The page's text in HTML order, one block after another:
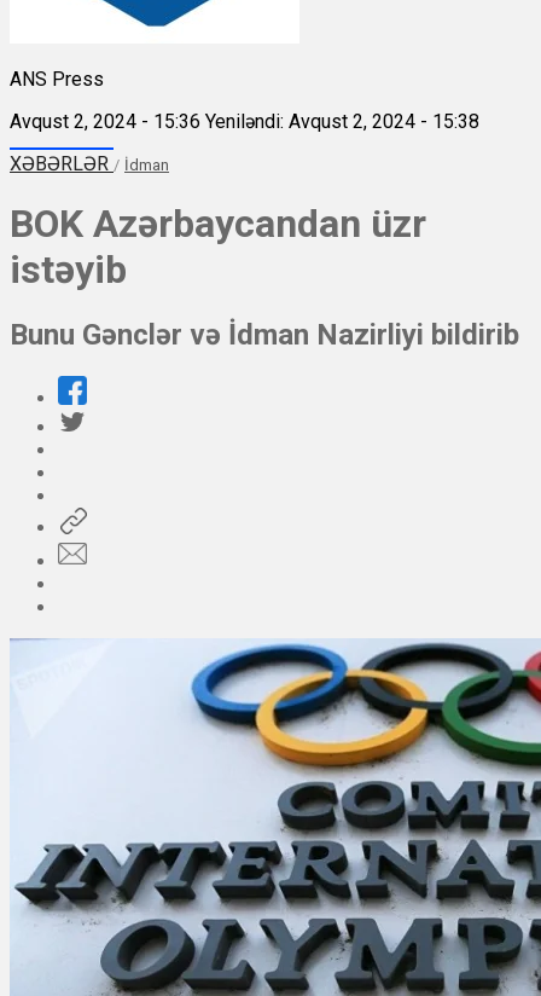
ANS Press
Avqust 2, 2024 - 15:36 Yeniləndi: Avqust 2, 2024 - 15:38
XƏBƏRLƏR / İdman
BOK Azərbaycandan üzr
istəyib
Bunu Gənclər və İdman Nazirliyi bildirib